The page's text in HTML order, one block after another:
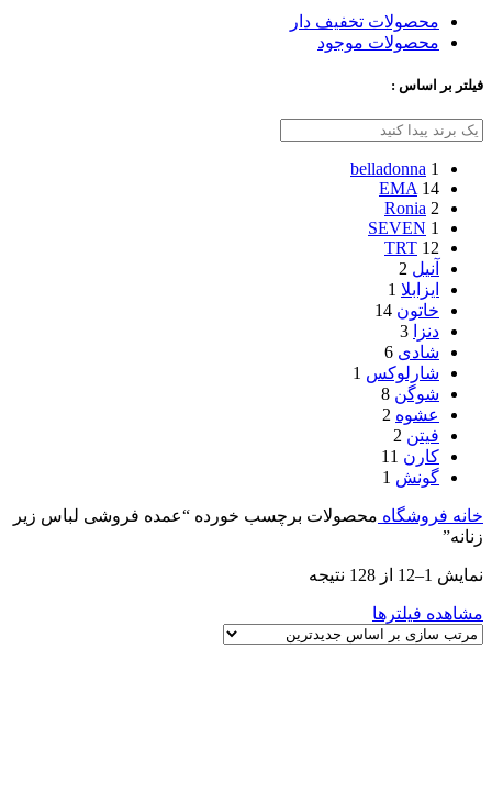
محصولات تخفیف دار
محصولات موجود
فیلتر بر اساس :
belladonna 1
EMA 14
Ronia 2
SEVEN 1
TRT 12
آنیل 2
ایزابلا 1
خاتون 14
دنزا
3
شادی 6
شارلوکس 1
شوگن 8
عشوه 2
فیتن 2
کارن 11
گونش 1
خانه فروشگاه محصولات برچسب خورده “عمده فروشی لباس زير
زنانه”
نمایش 1–12 از 128 نتیجه
مشاهده فیلترها